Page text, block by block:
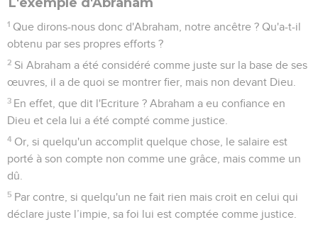
1 Que dirons-nous donc d'Abraham, notre ancêtre ? Qu'a-t-il
obtenu par ses propres efforts ?
2 Si Abraham a été considéré comme juste sur la base de ses
œuvres, il a de quoi se montrer fier, mais non devant Dieu.
3 En effet, que dit l'Ecriture ? Abraham a eu confiance en
Dieu et cela lui a été compté comme justice.
4 Or, si quelqu'un accomplit quelque chose, le salaire est
porté à son compte non comme une grâce, mais comme un
dû.
5 Par contre, si quelqu'un ne fait rien mais croit en celui qui
déclare juste l’impie, sa foi lui est comptée comme justice.